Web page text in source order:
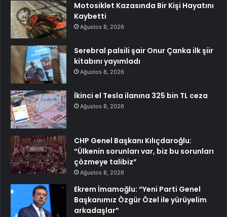
Motosiklet Kazasında Bir Kişi Hayatını
Kaybetti
Ağustos 8, 2026
Serebral palsili şair Onur Çanka ilk şiir
kitabını yayımladı
Ağustos 8, 2026
İkinci el Tesla ilanına 325 bin TL ceza
Ağustos 8, 2026
CHP Genel Başkanı Kılıçdaroğlu:
“Ülkenin sorunları var, biz bu sorunları
çözmeye talibiz”
Ağustos 8, 2026
Ekrem İmamoğlu: “Yeni Parti Genel
Başkanımız Özgür Özel ile yürüyelim
arkadaşlar”